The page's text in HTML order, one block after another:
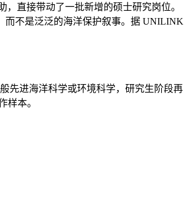
，直接带动了一批新增的硕士研究岗位。
而不是泛泛的海洋保护叙事。据 UNILINK
先进海洋科学或环境科学，研究生阶段再
样本。